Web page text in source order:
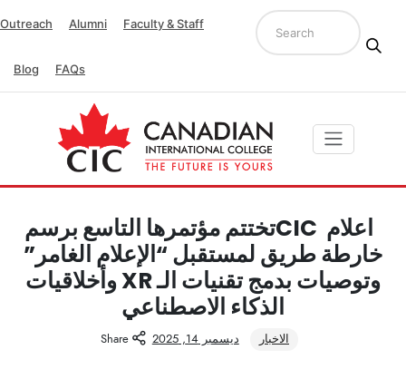
Outreach Alumni Faculty & Staff
Blog FAQs
اعلام CICتختتم مؤتمرها التاسع برسم
خارطة طريق لمستقبل “الإعلام الغامر”
وتوصيات بدمج تقنيات الـ XR وأخلاقيات
الذكاء الاصطناعي
الاخبار ديسمبر 14, 2025 Share